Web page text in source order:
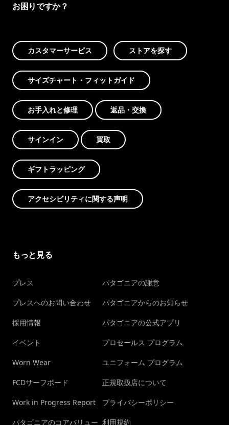
お困りですか？
カスタマーサービス ストアを探す
サイズチャート・フィットガイド
お手入れと修理 返品・交換
サインイン 買取
ギフトラッピング
アクセシビリティに関する声明
もっと見る
プレス
プレスへのお問い合わせ
採用情報
イベント
Worn Wear
FCDサーフボード
Work in Progress Report
パタゴニアのコアバリュー
パタゴニアの謝意
パタゴニアからのお知らせ
パタゴニアの公式アプリ
プロセールス プログラム
ユニフォーム プログラム
正規取扱店について
プライバシーポリシー
利用規約